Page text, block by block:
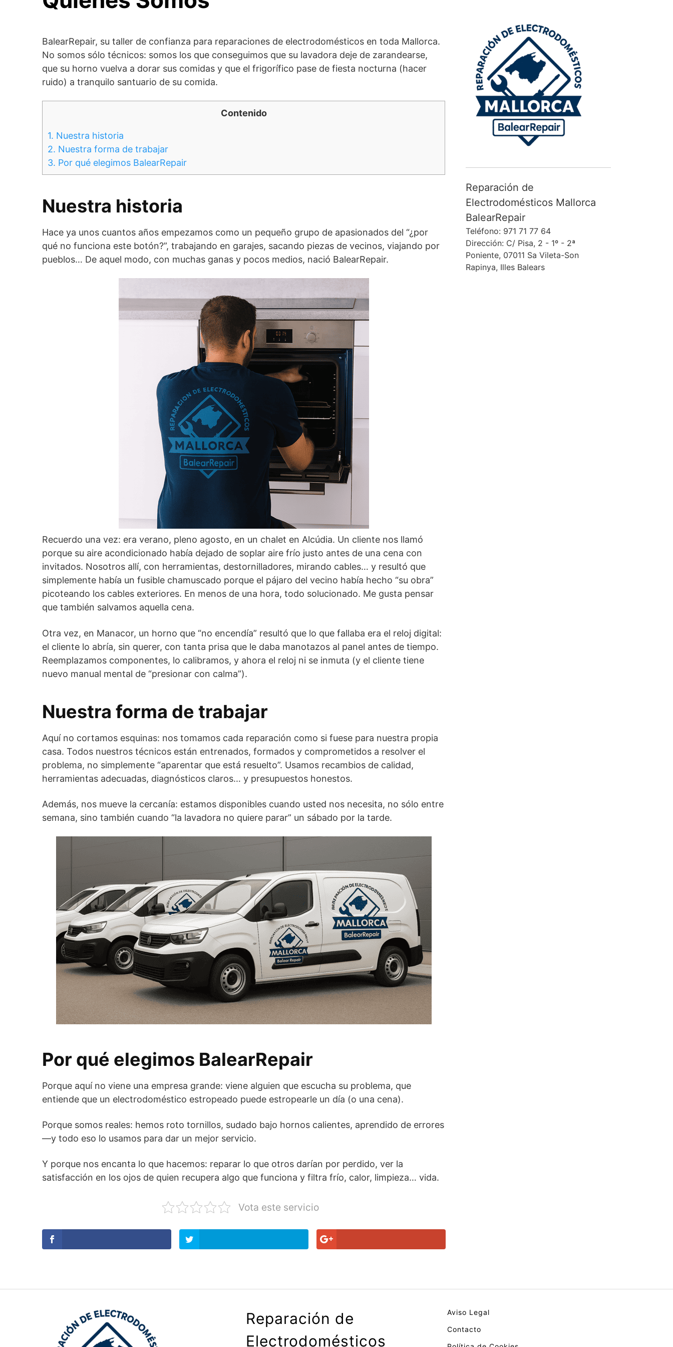
BalearRepair, su taller de confianza para reparaciones de electrodomésticos en toda Mallorca.
No somos sólo técnicos: somos los que conseguimos que su lavadora deje de zarandearse,
que su horno vuelva a dorar sus comidas y que el frigorífico pase de fiesta nocturna (hacer
ruido) a tranquilo santuario de su comida.
Contenido
1. Nuestra historia
2. Nuestra forma de trabajar
3. Por qué elegimos BalearRepair
Nuestra historia
Hace ya unos cuantos años empezamos como un pequeño grupo de apasionados del “¿por
qué no funciona este botón?”, trabajando en garajes, sacando piezas de vecinos, viajando por
pueblos… De aquel modo, con muchas ganas y pocos medios, nació BalearRepair.
Recuerdo una vez: era verano, pleno agosto, en un chalet en Alcúdia. Un cliente nos llamó
porque su aire acondicionado había dejado de soplar aire frío justo antes de una cena con
invitados. Nosotros allí, con herramientas, destornilladores, mirando cables… y resultó que
simplemente había un fusible chamuscado porque el pájaro del vecino había hecho “su obra”
picoteando los cables exteriores. En menos de una hora, todo solucionado. Me gusta pensar
que también salvamos aquella cena.
Otra vez, en Manacor, un horno que “no encendía” resultó que lo que fallaba era el reloj digital:
el cliente lo abría, sin querer, con tanta prisa que le daba manotazos al panel antes de tiempo.
Reemplazamos componentes, lo calibramos, y ahora el reloj ni se inmuta (y el cliente tiene
nuevo manual mental de “presionar con calma”).
Nuestra forma de trabajar
Aquí no cortamos esquinas: nos tomamos cada reparación como si fuese para nuestra propia
casa. Todos nuestros técnicos están entrenados, formados y comprometidos a resolver el
problema, no simplemente “aparentar que está resuelto”. Usamos recambios de calidad,
herramientas adecuadas, diagnósticos claros… y presupuestos honestos.
Además, nos mueve la cercanía: estamos disponibles cuando usted nos necesita, no sólo entre
semana, sino también cuando “la lavadora no quiere parar” un sábado por la tarde.
Por qué elegimos BalearRepair
Porque aquí no viene una empresa grande: viene alguien que escucha su problema, que
entiende que un electrodoméstico estropeado puede estropearle un día (o una cena).
Porque somos reales: hemos roto tornillos, sudado bajo hornos calientes, aprendido de errores
—y todo eso lo usamos para dar un mejor servicio.
Y porque nos encanta lo que hacemos: reparar lo que otros darían por perdido, ver la
satisfacción en los ojos de quien recupera algo que funciona y filtra frío, calor, limpieza… vida.
Vota este servicio
Reparación de
Electrodomésticos Mallorca
BalearRepair
Teléfono: 971 71 77 64
Dirección: C/ Pisa, 2 - 1º - 2ª
Poniente, 07011 Sa Vileta-Son
Rapinya, Illes Balears
Reparación de
Electrodomésticos
Aviso Legal
Contacto